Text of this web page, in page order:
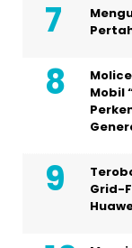
Mobil
Grid-